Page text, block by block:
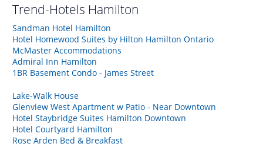
Trend-Hotels Hamilton
Sandman Hotel Hamilton
Hotel Homewood Suites by Hilton Hamilton Ontario
McMaster Accommodations
Admiral Inn Hamilton
1BR Basement Condo - James Street
Lake-Walk House
Glenview West Apartment w Patio - Near Downtown
Hotel Staybridge Suites Hamilton Downtown
Hotel Courtyard Hamilton
Rose Arden Bed & Breakfast